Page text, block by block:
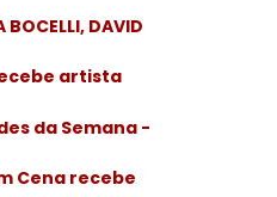
DAVID
artista
da Semana -
Cena recebe